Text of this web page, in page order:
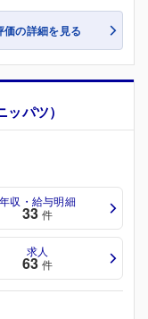
価の詳細を見る
パツ）
年収・給与明細
33 件
求人
63 件